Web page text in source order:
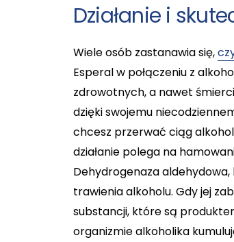
Działanie i
Wiele osób zastanawia się,
Esperal w połączeniu z
zdrowotnych, a nawet
dzięki swojemu
chcesz przerwać ciąg
działanie polega na
Dehydrogenaza
trawienia alkoholu. Gdy jej
substancji, które są
organizmie alkoholika